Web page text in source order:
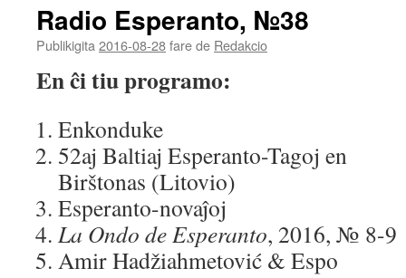
Radio Esperanto, №38
Publikigita 2016-08-28fare de Redakcio
En ĉi tiu programo:
Enkonduke
52aj Baltiaj Esperanto-Tagoj en
Birštonas (Litovio)
Esperanto-novaĵoj
La Ondo de Esperanto, 2016, № 8-9
Amir Hadžiahmetović & Espo